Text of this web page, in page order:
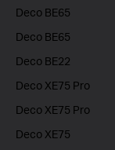
Deco BE65
Deco BE65
Deco BE22
Deco XE75 Pro
Deco XE75 Pro
Deco XE75